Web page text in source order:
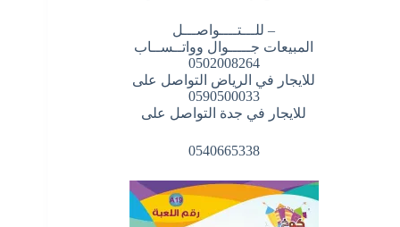
– للـــتــــواصـــل
المبيعات جـــــوال وواتــســاب
0502008264
للايجار في الرياض التواصل على
0590500033
للايجار في جدة التواصل على
0540665338